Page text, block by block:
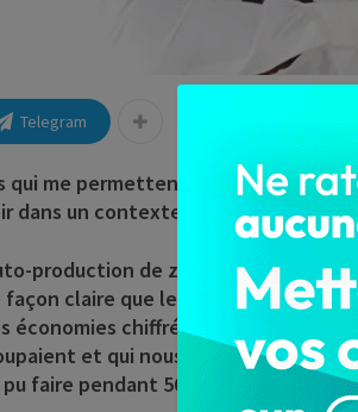
Telegram
qui me permettent d’apprécier les
dans un contexte historique.
production de zéro Mégawatts. En
claire que le Bénin peut couvrir
économies chiffrées à des milliards
et qui nous ramenaient
faire pendant 56 ans.